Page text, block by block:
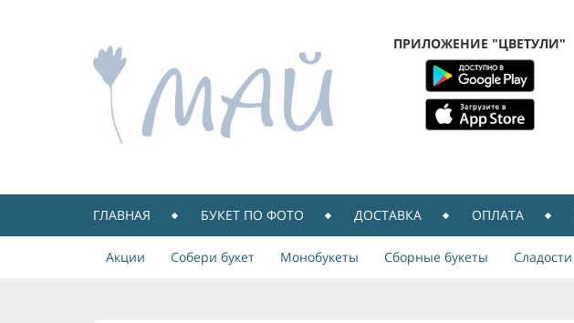
ПРИЛОЖЕНИЕ "ЦВЕТУЛИ"
ГЛАВНАЯ БУКЕТ ПО ФОТО ДОСТАВКА ОПЛАТА
Акции Собери букет Монобукеты Сборные букеты Сладости